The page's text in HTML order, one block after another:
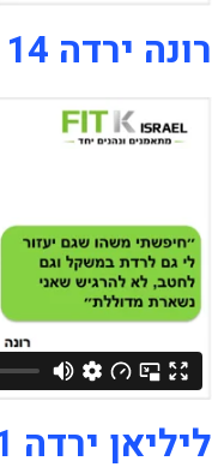
רונה ירדה 14 ק"ג!
ליליאן ירדה 11 ק"ג!